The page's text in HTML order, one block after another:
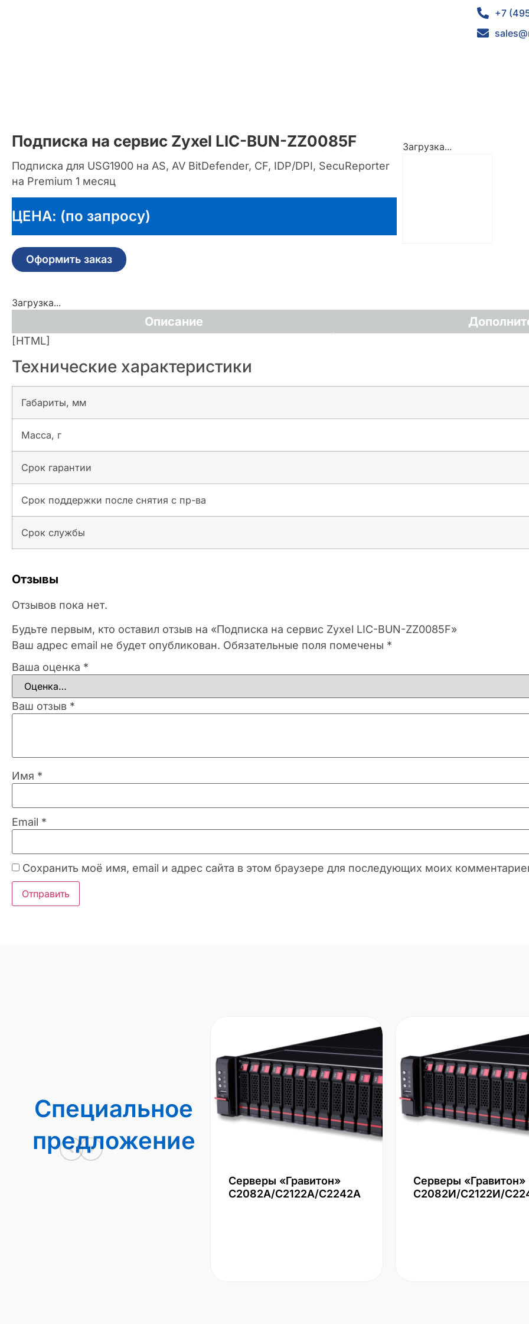
+7
Подписка на сервис Zyxel LIC-BUN-ZZ0085F
Подписка для USG1900 на AS, AV BitDefender, CF, IDP/DPI, SecuReporter
на Premium 1 месяц
ЦЕНА: (по запросу)
Оформить заказ
Загрузка...
Загрузка...
Описание
[HTML]
Технические характеристики
Габариты, мм
Масса, г
Срок гарантии
Срок поддержки после снятия с пр-ва
Срок службы
Отзывы
Отзывов пока нет.
Будьте первым, кто оставил отзыв на «Подписка на сервис Zyxel LIC-BUN-ZZ0085F»
Ваш адрес email не будет опубликован. Обязательные поля помечены *
Ваша оценка *
Ваш отзыв *
Имя *
Email *
Сохранить моё имя, email и адрес сайта в этом браузере для последующих моих
Специальное
предложение
Серверы «Гравитон»
С2082А/С2122А/С2242А
Серверы «Гравитон»
С2082И/С2122И/